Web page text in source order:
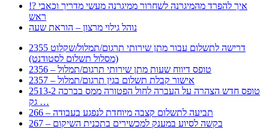
!? איך להפרד מהמיגרנה לשחרור ממיגרנה מעשי מדריך וכאבי
ראש
נוהל גילוי מרצון – הוראת שעה
2355 דרישה לתשלום עבור מתן שירותי תרגום/תמלול/שקלוט
(מסלול תשלום לסטודנט)
2356 – טופס דיווח שעות מתן שירותי תרגום/תמלול
2357 – אישור קבלת תשלום בגין תרגום/תמלול
2513-2 טופס חדש הצהרה על העברה לחול הפטורה ממס בברכה
גק …
266 – תביעה לתשלום קצבה מיוחדת לנפגע בעבודה
267 – בקשה לסיוע במענק למכשירים בתכנית השיקום